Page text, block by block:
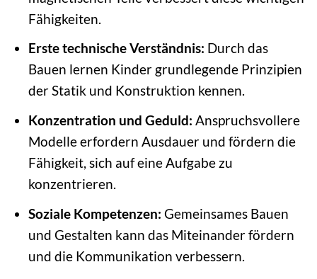
Fähigkeiten.
Erste technische Verständnis: Durch das
Bauen lernen Kinder grundlegende Prinzipien
der Statik und Konstruktion kennen.
Konzentration und Geduld: Anspruchsvollere
Modelle erfordern Ausdauer und fördern die
Fähigkeit, sich auf eine Aufgabe zu
konzentrieren.
Soziale Kompetenzen: Gemeinsames Bauen
und Gestalten kann das Miteinander fördern
und die Kommunikation verbessern.